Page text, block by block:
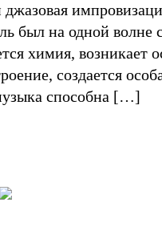
джазовая
был на одной волне с
химия, возникает
создается
способна […]